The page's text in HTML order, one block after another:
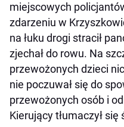
miejscowych
zdarzeniu w
na łuku drogi stracił
zjechał do rowu. Na
przewożonych dzieci
nie poczuwał się do
przewożonych osób i
Kierujący tłumaczył